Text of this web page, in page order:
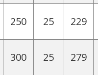
250 25 229
300 25 279